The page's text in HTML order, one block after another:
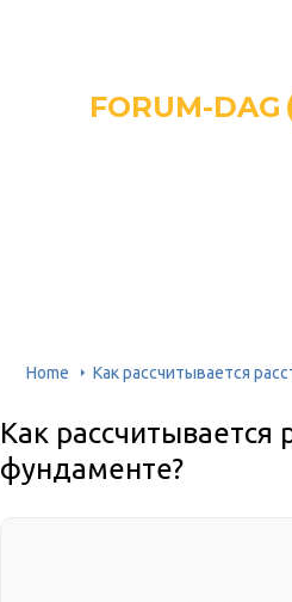
FORUM-DAG
Home Как рассчитывается
Как
фундаменте?